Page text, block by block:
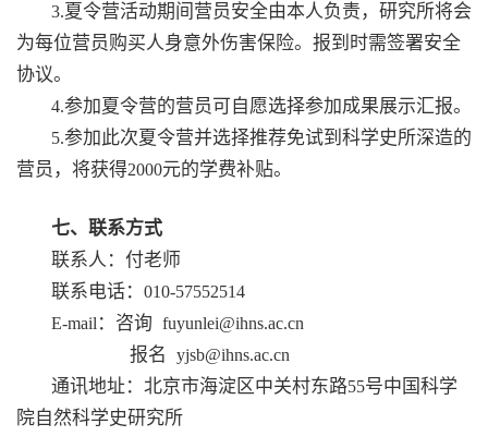
3.夏令营活动期间营员安全由本人负责，研究所将会
为每位营员购买人身意外伤害保险。报到时需签署安全
协议。
4.参加夏令营的营员可自愿选择参加成果展示汇报。
5.参加此次夏令营并选择推荐免试到科学史所深造的
营员，将获得2000元的学费补贴。
七、联系方式
联系人：付老师
联系电话： 010-57552514
E-mail：咨询 fuyunlei@ihns.ac.cn
报名 yjsb@ihns.ac.cn
通讯地址：北京市海淀区中关村东路55号中国科学
院自然科学史研究所